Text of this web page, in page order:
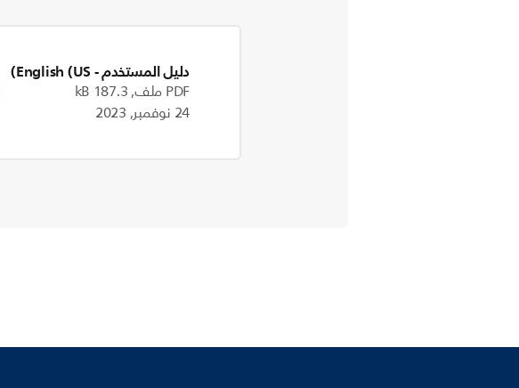
دليل المستخدم- English (US)
PDF ملف, 187.3 kB
24 نوفمبر, 2023